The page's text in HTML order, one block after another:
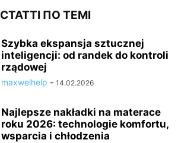
СТАТТІ ПО ТЕМІ
Szybka ekspansja sztucznej
inteligencji: od randek do kontroli
rządowej
maxwelhelp - 14.02.2026
Najlepsze nakładki na materace
roku 2026: technologie komfortu,
wsparcia i chłodzenia